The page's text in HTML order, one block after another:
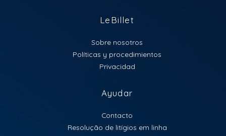
LeBillet
Sobre nosotros
Políticas y procedimientos
Privacidad
Ayudar
Contacto
Resolução de litígios em linha